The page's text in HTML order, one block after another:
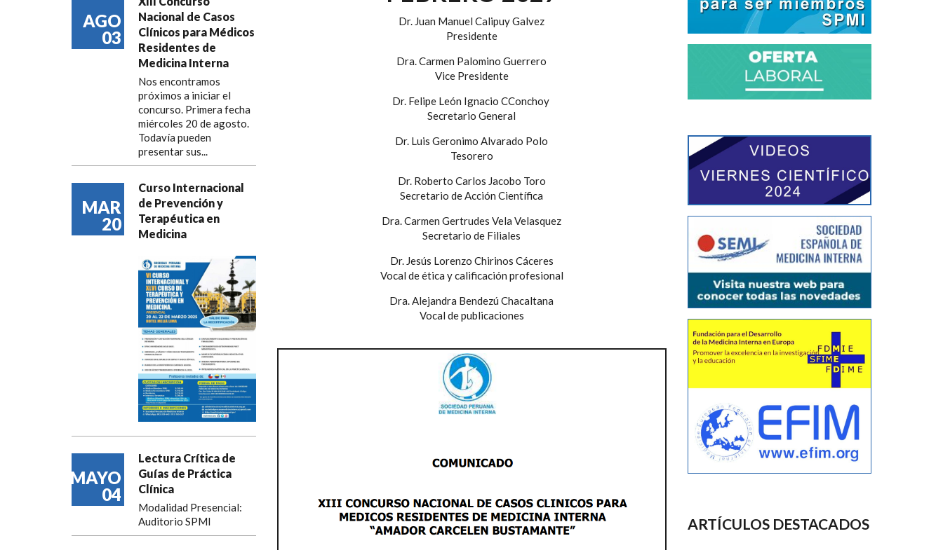
AGO
03
Nacional de Casos
Clínicos para Médicos
Residentes de
Medicina Interna
Nos encontramos
próximos a iniciar el
concurso. Primera fecha
miércoles 20 de agosto.
Todavía pueden
presentar sus...
MAR
20
Curso Internacional
de Prevención y
Terapéutica en
Medicina
MAYO
04
Lectura Crítica de
Guías de Práctica
Clínica
Modalidad Presencial:
Auditorio SPMI
Dr. Juan Manuel Calipuy Galvez
Presidente
Dra. Carmen Palomino Guerrero
Vice Presidente
Dr. Felipe León Ignacio CConchoy
Secretario General
Dr. Luis Geronimo Alvarado Polo
Tesorero
Dr. Roberto Carlos Jacobo Toro
Secretario de Acción Científica
Dra. Carmen Gertrudes Vela Velasquez
Secretario de Filiales
Dr. Jesús Lorenzo Chirinos Cáceres
Vocal de ética y calificación profesional
Dra. Alejandra Bendezú Chacaltana
Vocal de publicaciones
ARTÍCULOS DESTACADOS